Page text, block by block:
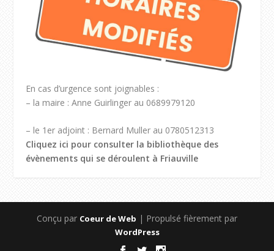
En cas d’urgence sont joignables :
– la maire : Anne Guirlinger au 0689979120
– le 1er adjoint : Bernard Muller au 0780512313
Cliquez ici pour consulter la bibliothèque des
évènements qui se déroulent à Friauville
Conçu par Coeur de Web | Propulsé fièrement par
WordPress